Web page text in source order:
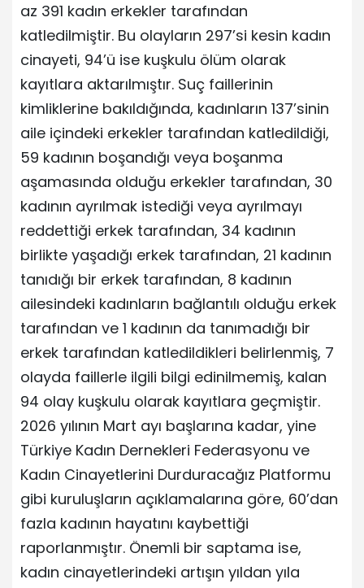
az 391 kadın erkekler tarafından
katledilmiştir. Bu olayların 297’si kesin kadın
cinayeti, 94’ü ise kuşkulu ölüm olarak
kayıtlara aktarılmıştır. Suç faillerinin
kimliklerine bakıldığında, kadınların 137’sinin
aile içindeki erkekler tarafından katledildiği,
59 kadının boşandığı veya boşanma
aşamasında olduğu erkekler tarafından, 30
kadının ayrılmak istediği veya ayrılmayı
reddettiği erkek tarafından, 34 kadının
birlikte yaşadığı erkek tarafından, 21 kadının
tanıdığı bir erkek tarafından, 8 kadının
ailesindeki kadınların bağlantılı olduğu erkek
tarafından ve 1 kadının da tanımadığı bir
erkek tarafından katledildikleri belirlenmiş, 7
olayda faillerle ilgili bilgi edinilmemiş, kalan
94 olay kuşkulu olarak kayıtlara geçmiştir.
2026 yılının Mart ayı başlarına kadar, yine
Türkiye Kadın Dernekleri Federasyonu ve
Kadın Cinayetlerini Durduracağız Platformu
gibi kuruluşların açıklamalarına göre, 60’dan
fazla kadının hayatını kaybettiği
raporlanmıştır. Önemli bir saptama ise,
kadın cinayetlerindeki artışın yıldan yıla